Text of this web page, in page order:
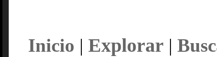
Inicio | Explorar |